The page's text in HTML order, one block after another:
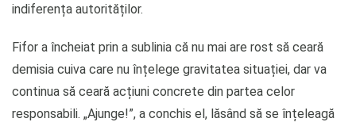
indiferența autorităților.
Fifor a încheiat prin a sublinia că nu mai are rost să ceară
demisia cuiva care nu înțelege gravitatea situației, dar va
continua să ceară acțiuni concrete din partea celor
responsabili. „Ajunge!”, a conchis el, lăsând să se înțeleagă